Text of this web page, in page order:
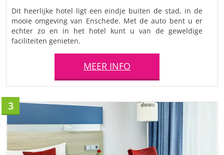
Dit heerlijke hotel ligt een eindje buiten de stad, in de
mooie omgeving van Enschede. Met de auto bent u er
echter zo en in het hotel kunt u van de geweldige
faciliteiten genieten.
MEER INFO
3